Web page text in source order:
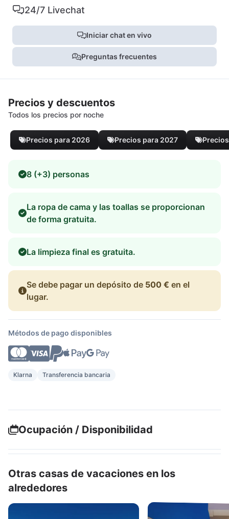
24/7 Livechat
Iniciar chat en vivo
Preguntas frecuentes
Precios y descuentos
Todos los precios por noche
Precios para 2026 Precios para 2027
8 (+3) personas
La ropa de cama y las toallas se proporcionan
de forma gratuita.
La limpieza final es gratuita.
Se debe pagar un depósito de 500 € en el
lugar.
Métodos de pago disponibles
Klarna Transferencia bancaria
Ocupación / Disponibilidad
Otras casas de vacaciones en los
alrededores